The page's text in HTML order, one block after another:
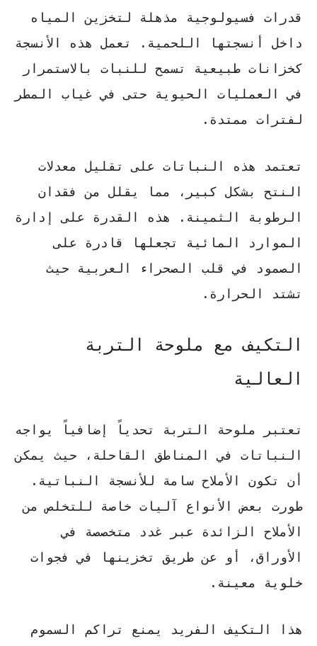
قدرات فسيولوجية مذهلة لتخزين المياه
داخل أنسجتها اللحمية. تعمل هذه الأنسجة
كخزانات طبيعية تسمح للنبات بالاستمرار
في العمليات الحيوية حتى في غياب المطر
لفترات ممتدة.
تعتمد هذه النباتات على
تقليل معدلات
النتح بشكل كبير، مما يقلل من فقدان
الرطوبة الثمينة. هذه القدرة على إدارة
الموارد المائية تجعلها قادرة على
الصمود في قلب الصحراء العربية حيث
تشتد الحرارة.
التكيف مع ملوحة التربة
العالية
تعتبر ملوحة التربة تحدياً إضافياً يواجه
النباتات في المناطق القاحلة، حيث يمكن
أن تكون الأملاح سامة للأنسجة النباتية.
طورت بعض الأنواع آليات خاصة للتخلص من
الأملاح الزائدة عبر غدد متخصصة في
الأوراق، أو عن طريق تخزينها في فجوات
خلوية معينة.
هذا التكيف الفريد يمنع تراكم السموم